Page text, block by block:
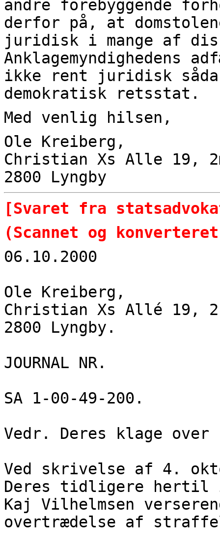
andre forebyggende
derfor på, at
juridisk i mange af
Anklagemyndighedens
ikke rent juridisk
demokratisk retsstat.
Med venlig hilsen,
Ole Kreiberg,
Christian Xs Alle 19,
2800 Lyngby
[Svaret fra
(Scannet og
06.10.2000
Ole Kreiberg,
Christian Xs Allé 19,
2800 Lyngby.
JOURNAL NR.
SA 1-00-49-200.
Vedr. Deres klage over
Ved skrivelse af 4.
Deres tidligere hertil
Kaj Vilhelmsen
overtrædelse af